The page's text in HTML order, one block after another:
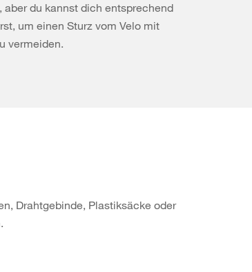
du kannst dich entsprechend
um einen Sturz vom Velo mit
vermeiden.
Drahtgebinde, Plastiksäcke oder